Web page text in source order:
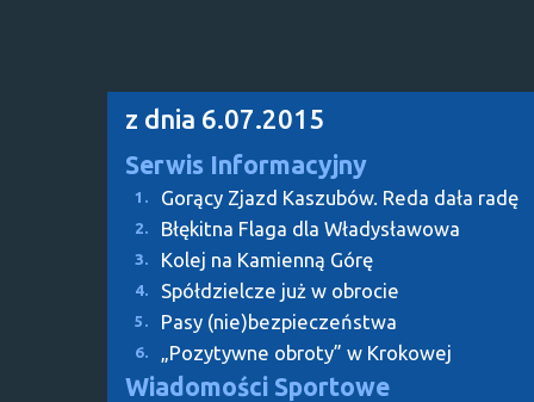
z dnia 6.07.2015
Serwis Informacyjny
1. Gorący Zjazd Kaszubów. Reda dała radę
2. Błękitna Flaga dla Władysławowa
3. Kolej na Kamienną Górę
4. Spółdzielcze już w obrocie
5. Pasy (nie)bezpieczeństwa
6. „Pozytywne obroty” w Krokowej
Wiadomości Sportowe